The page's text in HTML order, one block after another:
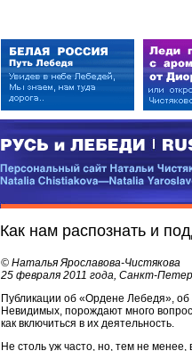
РУСЬ и ЛЕБЕДИ | RUSI — LEBEDI
Персональный сайт Натальи Чистяковой
Как нам распознать и
© Наталья Ярославова-Чистякова
25 февраля 2011 года, Санкт-
Публикации об «Ордене Лебедя»,
Невидимых, порождают много
как включиться в их деятельность.
Не столь уж часто, но, тем не